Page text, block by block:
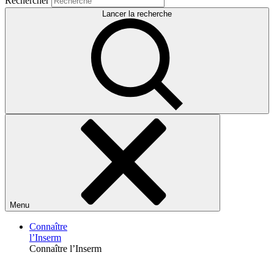
Lancer la recherche
Menu
Connaître
l’Inserm
Connaître l’Inserm